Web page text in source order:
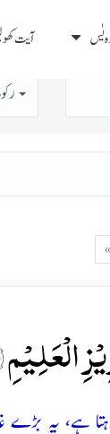
يٰس آیت
رہتا ہے، یہ